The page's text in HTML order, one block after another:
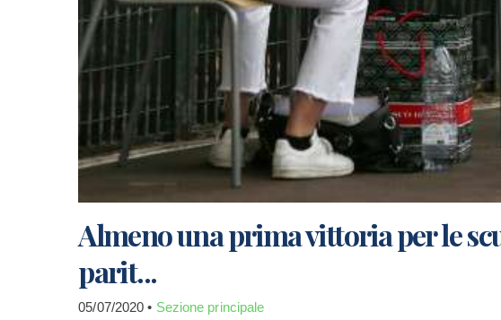
Almeno una prima vittoria per le
parit...
05/07/2020 • Sezione principale